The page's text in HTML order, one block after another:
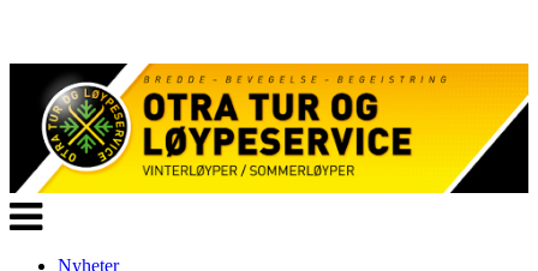
Veksle
navigasjon
Nyheter